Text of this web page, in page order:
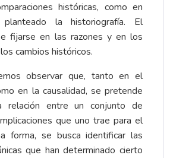
históricas, como en
la historiografía. El
fijarse en las razones y en los
cambios históricos.
observar que, tanto en el
en la causalidad, se pretende
relación entre un conjunto de
que uno trae para el
forma, se busca identificar las
que han determinado cierto